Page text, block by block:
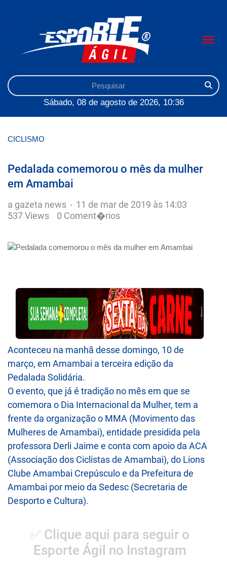
Sábado, 08 de agosto de 2026, 10:36
CICLISMO
Pedalada comemorou o mês da mulher
em Amambai
a gazeta news - 11 de mar de 2019 às 14:03
537 Views
0 Coment�rios
Aconteceu na manhã desse domingo, 10 de
março, em Amambai a terceira edição da
Pedalada Solidária.
O evento, que já é tradição no mês em que se
comemora o Dia Internacional da Mulher, tem a
frente da organização o MMA (Movimento das
Mulheres de Amambai), entidade presidida pela
professora Derli Jaime e conta com apoio da ACA
(Associação dos Ciclistas de Amambai), do Lions
Clube Amambai Crepúsculo e da Prefeitura de
Amambai por meio da Sedesc (Secretaria de
Desporto e Cultura).
✅ Clique aqui para seguir o
Esporte Ágil no Instagram